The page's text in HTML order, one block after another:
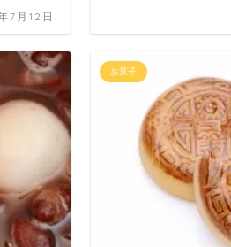
7月12日
お菓子